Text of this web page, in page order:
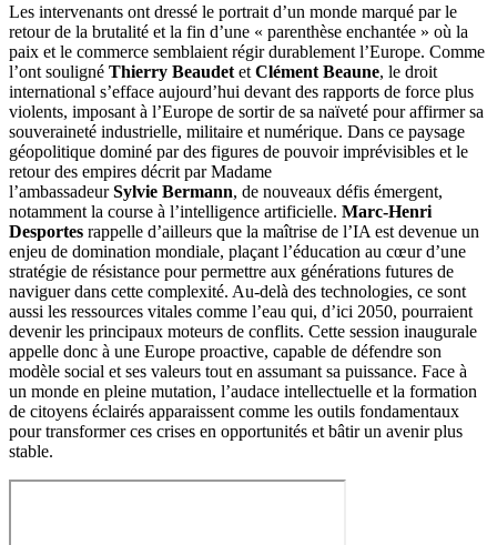
Les intervenants ont dressé le portrait d’un monde marqué par le
retour de la brutalité et la fin d’une « parenthèse enchantée » où la
paix et le commerce semblaient régir durablement l’Europe. Comme
l’ont souligné Thierry Beaudet et Clément Beaune, le droit
international s’efface aujourd’hui devant des rapports de force plus
violents, imposant à l’Europe de sortir de sa naïveté pour affirmer sa
souveraineté industrielle, militaire et numérique. Dans ce paysage
géopolitique dominé par des figures de pouvoir imprévisibles et le
retour des empires décrit par Madame
l’ambassadeurSylvie Bermann, de nouveaux défis émergent,
notamment la course à l’intelligence artificielle. Marc-Henri
Desportes rappelle d’ailleurs que la maîtrise de l’IA est devenue un
enjeu de domination mondiale, plaçant l’éducation au cœur d’une
stratégie de résistance pour permettre aux générations futures de
naviguer dans cette complexité. Au-delà des technologies, ce sont
aussi les ressources vitales comme l’eau qui, d’ici 2050, pourraient
devenir les principaux moteurs de conflits. Cette session inaugurale
appelle donc à une Europe proactive, capable de défendre son
modèle social et ses valeurs tout en assumant sa puissance. Face à
un monde en pleine mutation, l’audace intellectuelle et la formation
de citoyens éclairés apparaissent comme les outils fondamentaux
pour transformer ces crises en opportunités et bâtir un avenir plus
stable.